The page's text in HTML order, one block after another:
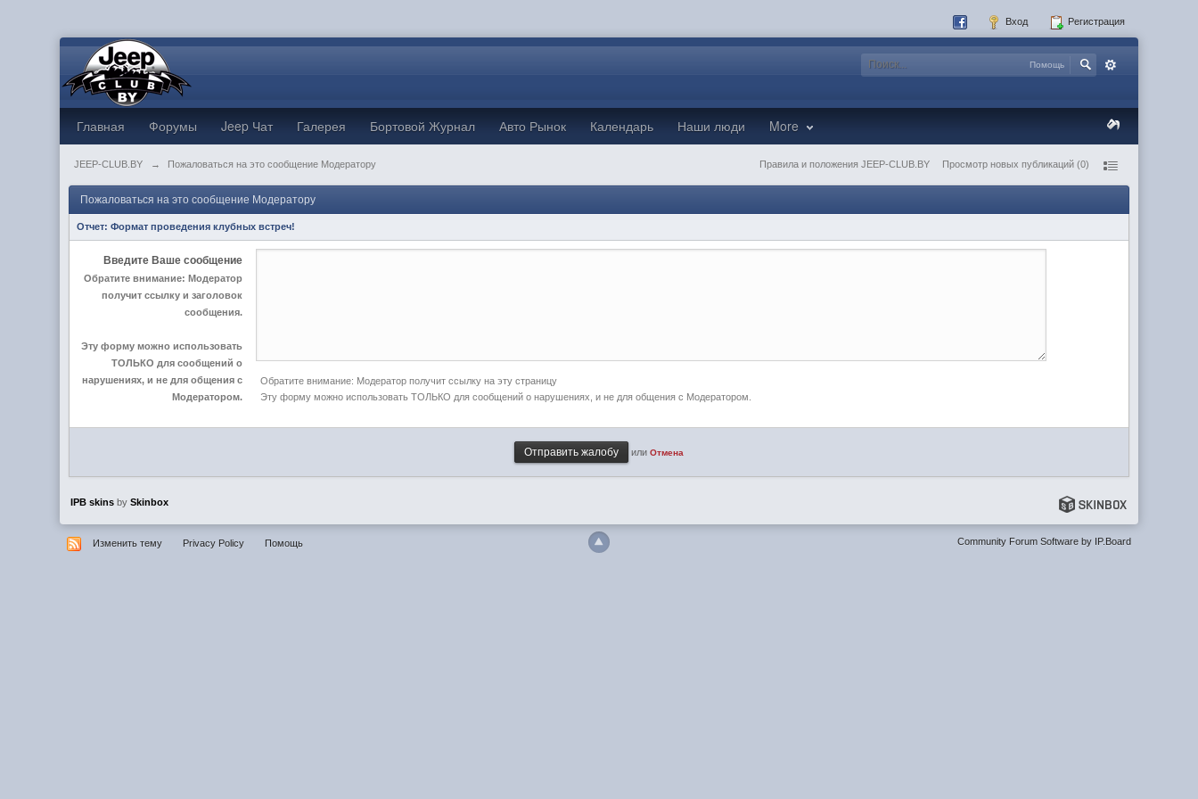
Вход Регистрация
Помощь
Главная Форумы Jeep Чат Галерея Бортовой Журнал Авто Рынок Календарь Наши люди More
JEEP-CLUB.BY → Пожаловаться на это сообщение Модератору Правила и положения JEEP-CLUB.BY Просмотр новых публикаций (0)
Пожаловаться на это сообщение Модератору
Отчет:Формат проведения клубных встреч!
Введите Ваше сообщение
Обратите внимание: Модератор
получит ссылку и заголовок
сообщения.
Эту форму можно использовать
ТОЛЬКО для сообщений о
нарушениях, и не для общения с
Модератором.
Обратите внимание: Модератор получит ссылку на эту страницу
Эту форму можно использовать ТОЛЬКО для сообщений о нарушениях, и не для общения с Модератором.
или Отмена
IPB skins bySkinbox
Community Forum Software by IP.Board
Изменить тему Privacy Policy Помощь